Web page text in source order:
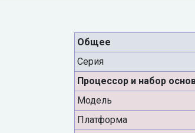
Общее
Серия
Процессор и набор
Модель
Платформа